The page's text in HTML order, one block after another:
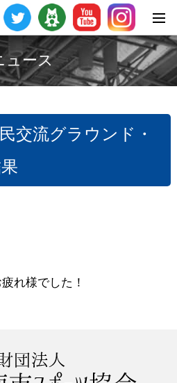
ュース
交流グラウンド・
れ様でした！